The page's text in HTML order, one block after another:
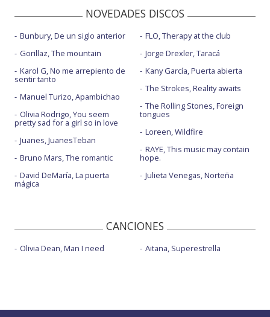
NOVEDADES DISCOS
Bunbury, De un siglo anterior
Gorillaz, The mountain
Karol G, No me arrepiento de
sentir tanto
Manuel Turizo, Apambichao
Olivia Rodrigo, You seem
pretty sad for a girl so in love
Juanes, JuanesTeban
Bruno Mars, The romantic
David DeMaría, La puerta
mágica
FLO, Therapy at the club
Jorge Drexler, Taracá
Kany García, Puerta abierta
The Strokes, Reality awaits
The Rolling Stones, Foreign
tongues
Loreen, Wildfire
RAYE, This music may contain
hope.
Julieta Venegas, Norteña
CANCIONES
Olivia Dean, Man I need Aitana, Superestrella